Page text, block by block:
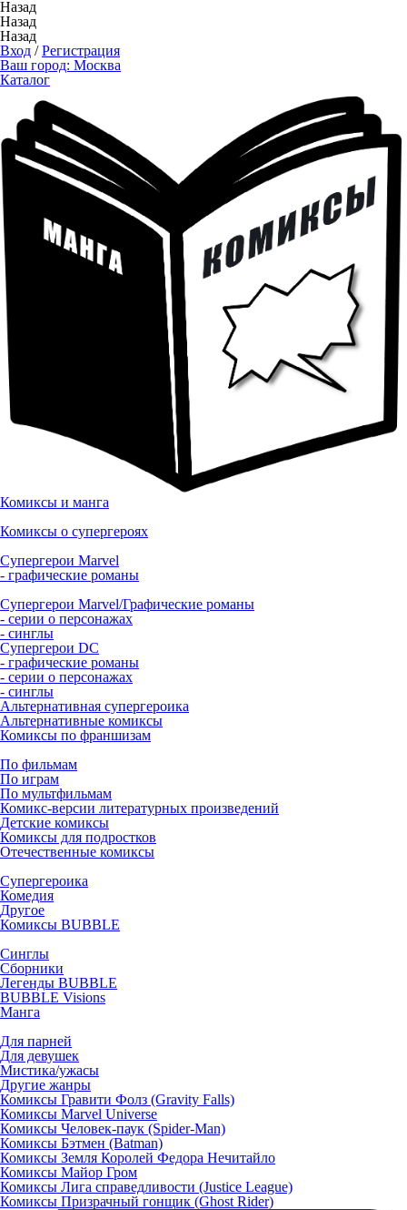
Назад
Назад
Назад
Вход /Регистрация
Ваш город: Москва
Каталог
Комиксы и манга
Комиксы о супергероях
Супергерои Marvel
- графические романы
Супергерои Marvel/Графические романы
- серии о персонажах
- синглы
Супергерои DC
- графические романы
- серии о персонажах
- синглы
Альтернативная супергероика
Альтернативные комиксы
Комиксы по франшизам
По фильмам
По играм
По мультфильмам
Комикс-версии литературных произведений
Детские комиксы
Комиксы для подростков
Отечественные комиксы
Супергероика
Комедия
Другое
Комиксы BUBBLE
Синглы
Сборники
Легенды BUBBLE
BUBBLE Visions
Манга
Для парней
Для девушек
Мистика/ужасы
Другие жанры
Комиксы Гравити Фолз (Gravity Falls)
Комиксы Marvel Universe
Комиксы Человек-паук (Spider-Man)
Комиксы Бэтмен (Batman)
Комиксы Земля Королей Федора Нечитайло
Комиксы Майор Гром
Комиксы Лига справедливости (Justice League)
Комиксы Призрачный гонщик (Ghost Rider)